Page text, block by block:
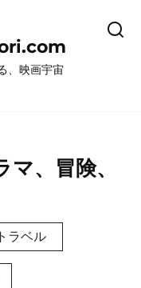
、映画宇宙
、冒険、
ラベル